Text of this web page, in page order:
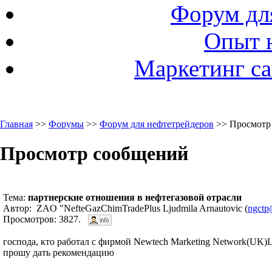
Форум
Опыт
Маркетинг
Главная >> Форумы >> Форум для нефтетрейдеров >>
Просмотр сообщений
Тема: партнерские отношения в нефтегазовой отрасли
Автор: ZAO "NefteGazChimTradePlus Ljudmila Arnautovic (
Просмотров: 3827.
господа, кто работал с фирмой Newtech Marketing
прошу дать рекомендацию